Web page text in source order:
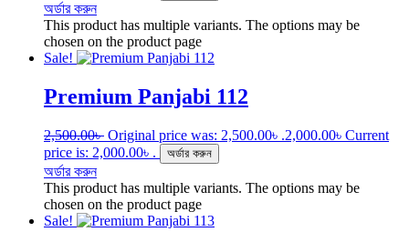
অর্ডার করুন
This product has multiple variants. The options may be
chosen on the product page
Sale!
Premium Panjabi 112
2,500.00৳ Original price was: 2,500.00৳ .2,000.00৳ Current
price is: 2,000.00৳ .
অর্ডার করুন
অর্ডার করুন
This product has multiple variants. The options may be
chosen on the product page
Sale!